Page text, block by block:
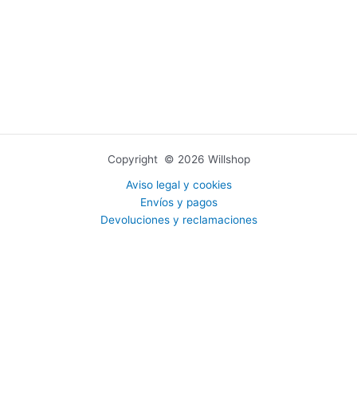
Copyright © 2026 Willshop
Aviso legal y cookies
Envíos y pagos
Devoluciones y reclamaciones